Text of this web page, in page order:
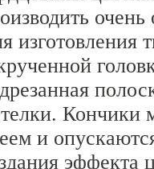
изготовления
Кончики
и
эффекта